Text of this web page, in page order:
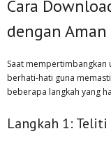
Cara
dengan Aman
Saat mempertimbangkan
berhati-hati guna
beberapa langkah yang
Langkah 1: Teliti